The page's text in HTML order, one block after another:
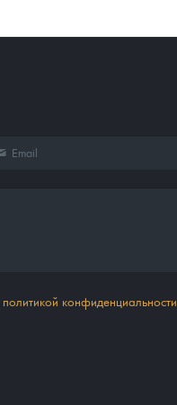
политикой конфиденциальности